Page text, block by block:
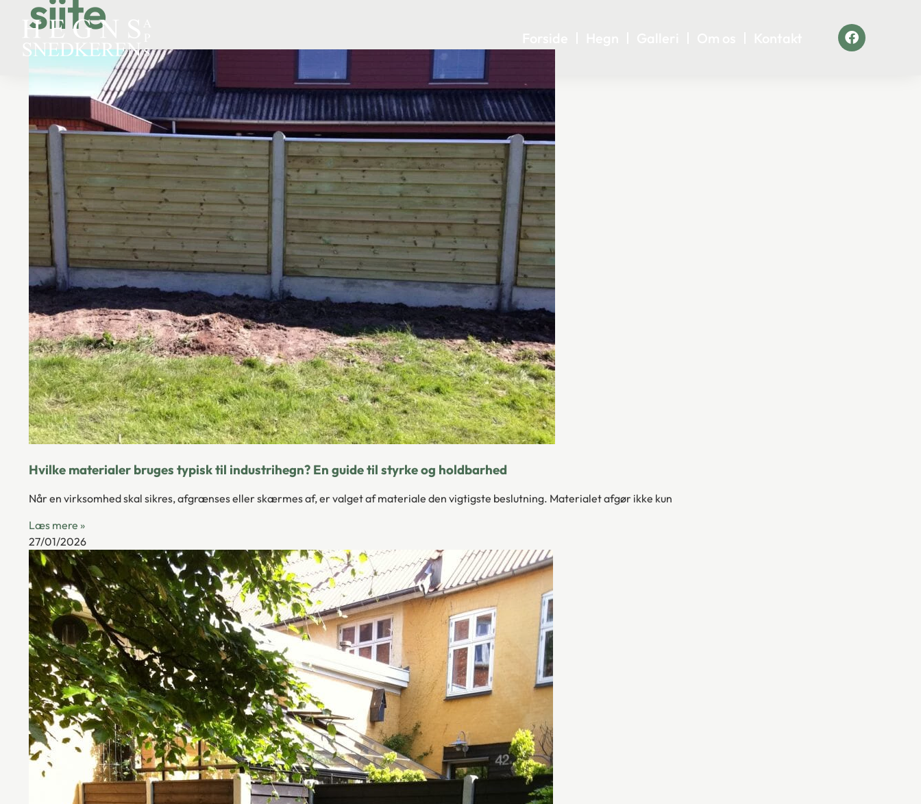
siite
Hvilke materialer bruges typisk til industrihegn? En guide til styrke og holdbarhed
Når en virksomhed skal sikres, afgrænses eller skærmes af, er valget af materiale den vigtigste beslutning. Materialet afgør ikke kun
Læs mere »
27/01/2026